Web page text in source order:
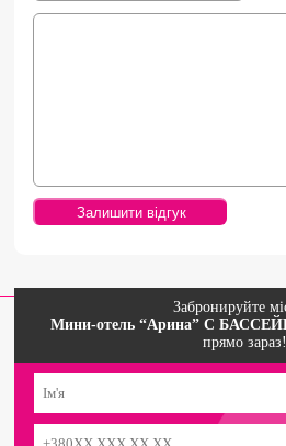
Забронируйте
Мини-отель “Арина” С
прямо зараз!